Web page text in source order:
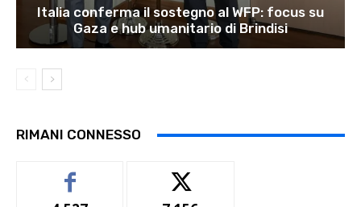
Italia conferma il sostegno al WFP: focus su
Gaza e hub umanitario di Brindisi
RIMANI CONNESSO